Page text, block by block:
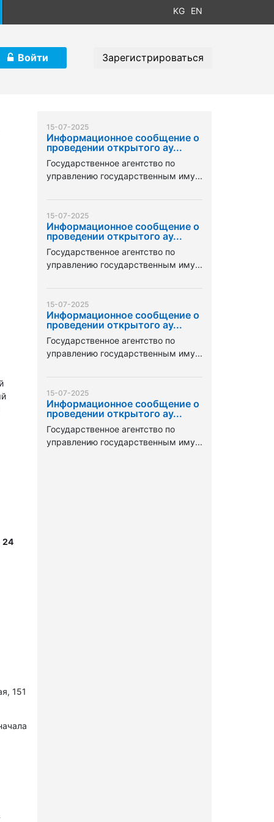
KG EN
Войти Зарегистрироваться
24
151
15-07-2025
Информационное сообщение о
проведении открытого ау...
Государственное агентство по
управлению государственным иму...
15-07-2025
Информационное сообщение о
проведении открытого ау...
Государственное агентство по
управлению государственным иму...
15-07-2025
Информационное сообщение о
проведении открытого ау...
Государственное агентство по
управлению государственным иму...
15-07-2025
Информационное сообщение о
проведении открытого ау...
Государственное агентство по
управлению государственным иму...